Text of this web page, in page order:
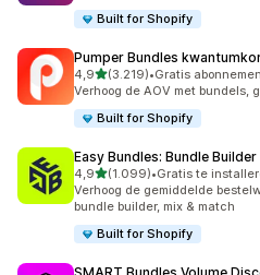
Built for Shopify
Pumper Bundles
4,9van 5 sterren
(3.219)
3219 recensies in totaal
•Gratis
Verhoog de AOV met bundels,
Built for Shopify
Easy Bundles: Bundle Builder
4,9van 5 sterren
(1.099)
1099 recensies in totaal
•Gratis te
Verhoog de gemiddelde
bundle builder, mix & match
Built for Shopify